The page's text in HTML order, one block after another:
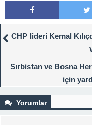
CHP lideri Kemal
Sırbistan ve Bosna
için
Yorumlar